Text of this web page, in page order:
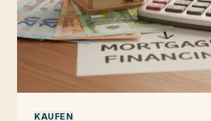
KAUFEN